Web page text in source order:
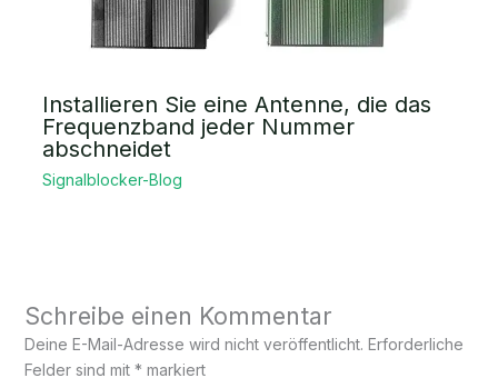
Installieren Sie eine Antenne, die das
Frequenzband jeder Nummer
abschneidet
Signalblocker-Blog
Schreibe einen Kommentar
Deine E-Mail-Adresse wird nicht veröffentlicht. Erforderliche
Felder sind mit * markiert